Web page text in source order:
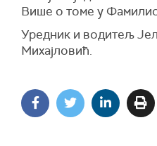
Више о томе у
Уредник и водитељ
Михајловић.